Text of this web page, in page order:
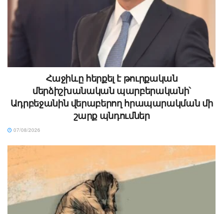
Հաջիևը հերքել է թուրքական
մերձիշխանական պարբերականի՝
Ադրբեջանին վերաբերող հրապարակման մի
շարք պնդումներ
07/08/2026